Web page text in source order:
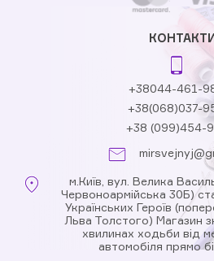
+38044-461-
+38(068)037-
+38 (099)454-
м.Київ, вул. Велика
Червоноармійська 30Б)
Українських Героїв
Льва Толстого) Магазин
хвилинах ходьби від
автомобіля прямо